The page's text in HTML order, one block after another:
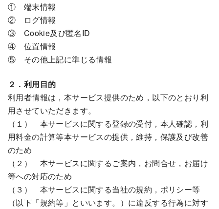
① 端末情報
② ログ情報
③ Cookie及び匿名ID
④ 位置情報
⑤ その他上記に準じる情報
２．利用目的
利用者情報は，本サービス提供のため，以下のとおり利
用させていただきます。
（１） 本サービスに関する登録の受付，本人確認，利
用料金の計算等本サービスの提供，維持，保護及び改善
のため
（２） 本サービスに関するご案内，お問合せ，お届け
等への対応のため
（３） 本サービスに関する当社の規約，ポリシー等
（以下「規約等」といいます。）に違反する行為に対す